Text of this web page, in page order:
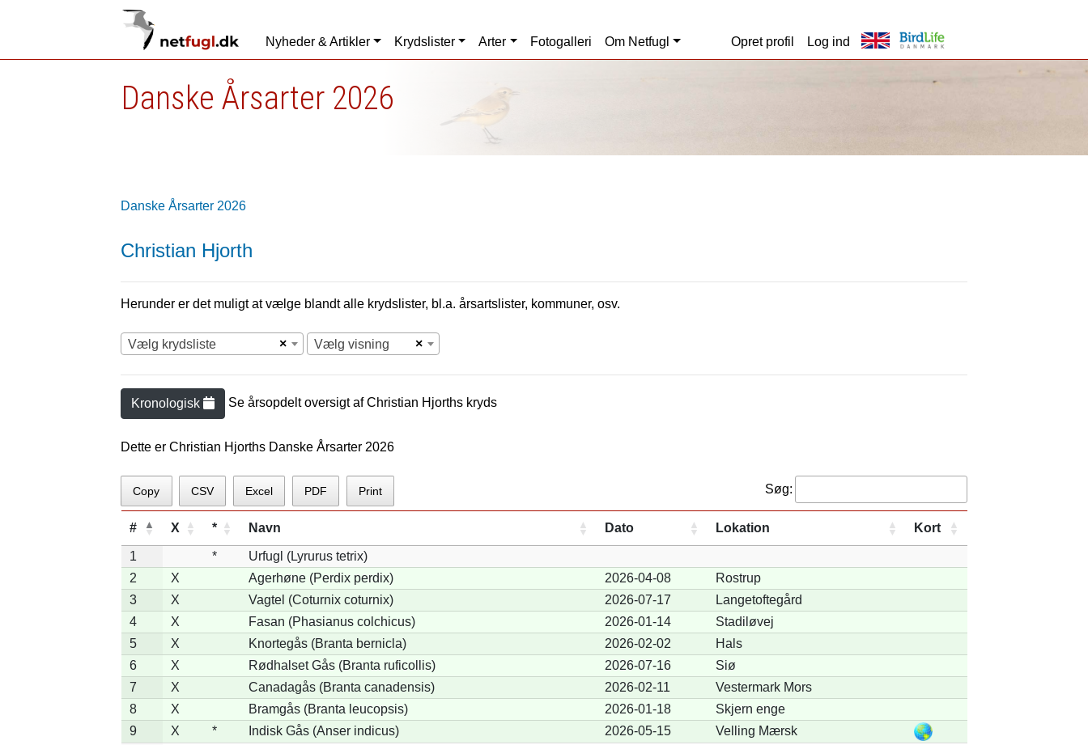
Nyheder & Artikler Krydslister Arter Fotogalleri Om Netfugl Opret profil Log ind
Danske Årsarter 2026
Danske Årsarter 2026
Christian Hjorth
Herunder er det muligt at vælge blandt alle krydslister, bl.a. årsartslister, kommuner, osv.
×
Vælg krydsliste ×
Vælg visning
Kronologisk Se årsopdelt oversigt afChristian Hjorths kryds
Dette er Christian Hjorths Danske Årsarter 2026
Copy CSV Excel PDF Print Søg:
# X * Navn Dato Lokation Kort
1 *
Urfugl (Lyrurus tetrix)
2
X Agerhøne (Perdix perdix) 2026-04-08
Rostrup
3
X Vagtel (Coturnix coturnix) 2026-07-17
Langetoftegård
4
X Fasan (Phasianus colchicus) 2026-01-14
Stadiløvej
5
X Knortegås (Branta bernicla) 2026-02-02
Hals
6
X Rødhalset Gås (Branta ruficollis) 2026-07-16
Siø
7
X Canadagås (Branta canadensis) 2026-02-11
Vestermark Mors
8
X Bramgås (Branta leucopsis) 2026-01-18
Skjern enge
9
X * Indisk Gås (Anser indicus) 2026-05-15
Velling Mærsk